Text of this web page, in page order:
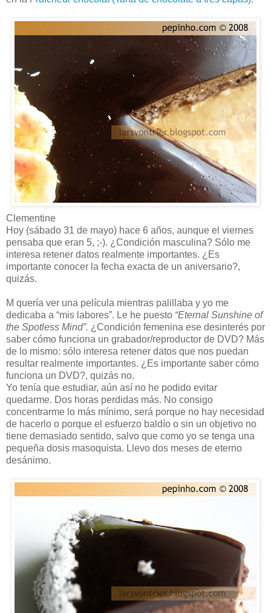
Clementine
Hoy (sábado 31 de mayo) hace 6 años, aunque el viernes
pensaba que eran 5, ;-). ¿Condición masculina? Sólo me
interesa retener datos realmente importantes. ¿Es
importante conocer la fecha exacta de un aniversario?,
quizás.
M quería ver una película mientras palillaba y yo me
dedicaba a “mis labores”. Le he puesto “Eternal Sunshine of
the Spotless Mind”. ¿Condición femenina ese desinterés por
saber cómo funciona un grabador/reproductor de DVD? Más
de lo mismo: sólo interesa retener datos que nos puedan
resultar realmente importantes. ¿Es importante saber cómo
funciona un DVD?, quizás no.
Yo tenía que estudiar, aún así no he podido evitar
quedarme. Dos horas perdidas más. No consigo
concentrarme lo más mínimo, será porque no hay necesidad
de hacerlo o porque el esfuerzo baldío o sin un objetivo no
tiene demasiado sentido, salvo que como yo se tenga una
pequeña dosis masoquista. Llevo dos meses de eterno
desánimo.